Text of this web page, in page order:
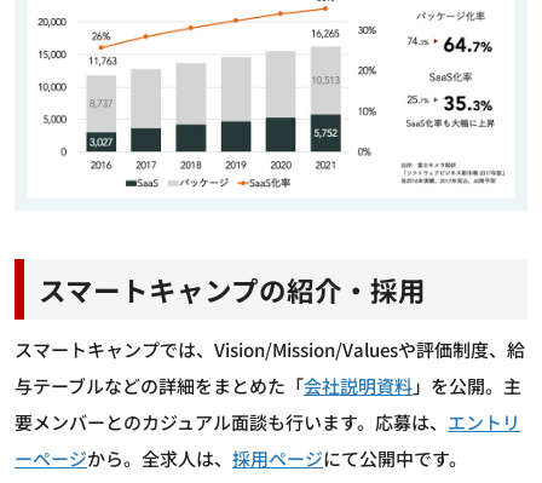
スマートキャンプの紹介・採用
スマートキャンプでは、Vision/Mission/Valuesや評価制度、給
与テーブルなどの詳細をまとめた「会社説明資料」を公開。主
要メンバーとのカジュアル面談も行います。応募は、 エントリ
ーページから。全求人は、 採用ページにて公開中です。